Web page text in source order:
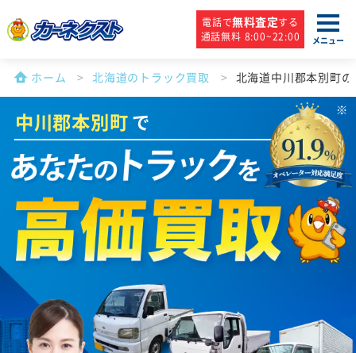
電話で無料査定する
通話無料 8:00~22:00
メニュー
ホーム 北海道のトラック買取 北海道中川郡本別町
中川郡本別町で